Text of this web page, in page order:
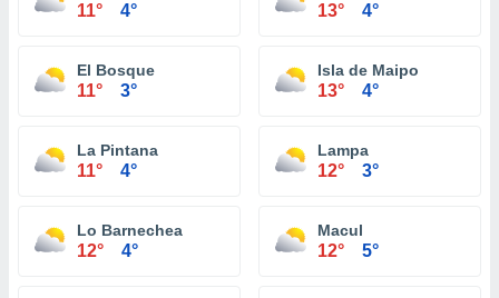
11° 4° 13° 4°
El Bosque
11° 3°
Isla de Maipo
13° 4°
La Pintana
11° 4°
Lampa
12° 3°
Lo Barnechea
12° 4°
Macul
12° 5°